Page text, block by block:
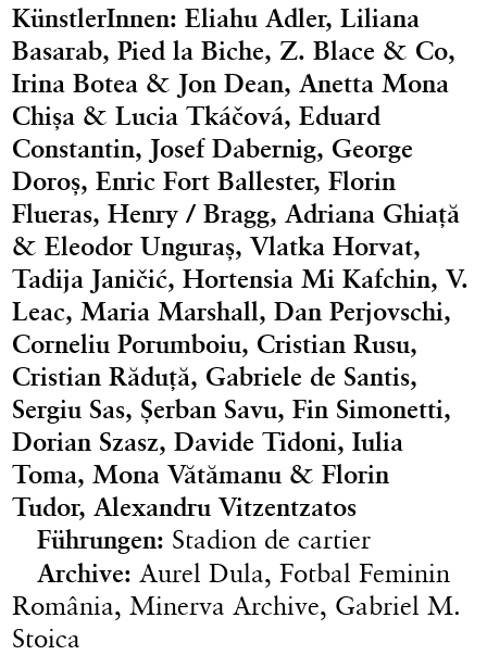
KünstlerInnen: Eliahu Adler, Liliana
Basarab, Pied la Biche, Z. Blace & Co,
Irina Botea & Jon Dean, Anetta Mona
Chișa & Lucia Tkáčová, Eduard
Constantin, Josef Dabernig, George
Doroș, Enric Fort Ballester, Florin
Flueras, Henry / Bragg, Adriana Ghiață
& Eleodor Unguraș, Vlatka Horvat,
Tadija Janičić, Hortensia Mi Kafchin, V.
Leac, Maria Marshall, Dan Perjovschi,
Corneliu Porumboiu, Cristian Rusu,
Cristian Răduță, Gabriele de Santis,
Sergiu Sas, Șerban Savu, Fin Simonetti,
Dorian Szasz, Davide Tidoni, Iulia
Toma, Mona Vătămanu & Florin
Tudor, Alexandru Vitzentzatos
Führungen: Stadion de cartier
Archive: Aurel Dula, Fotbal Feminin
România, Minerva Archive, Gabriel M.
Stoica